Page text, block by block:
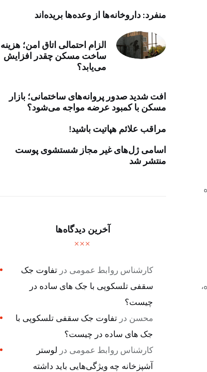
منفرد: داروخانه‌ها از وعده‌ها بریده‌اند
الزام احتمالی اتاق امن؛ هزینه
ساخت مسکن چقدر افزایش
می‌یابد؟
افت شدید صدور پروانه‌های ساختمانی؛ بازار
مسکن با کمبود عرضه مواجه می‌شود؟
مراقب علائم هپاتیت باشید!
اسامی ژل‌های غیر مجاز شستشوی پوست
منتشر شد
آخرین دیدگاه‌ها
کارشناس روابط عمومی در تفاوت جک
سقفی تلسکوپی با جک های ساده در
چیست؟
محسن در تفاوت جک سقفی تلسکوپی با
جک های ساده در چیست؟
کارشناس روابط عمومی در لوستر
آشپزخانه چه ویژگی‌هایی باید داشته